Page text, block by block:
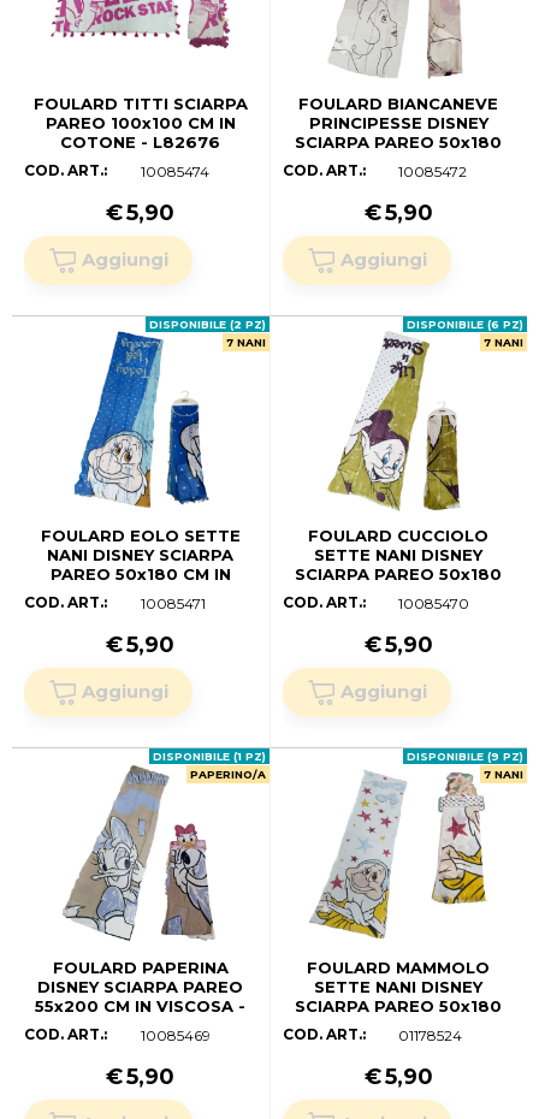
FOULARD TITTI SCIARPA
PAREO 100x100 CM IN
COTONE - L82676
COD. ART.: 10085474
€5,90
FOULARD BIANCANEVE
PRINCIPESSE DISNEY
SCIARPA PAREO 50x180
CM IN VISCOSA - D85396
COD. ART.: 10085472
€5,90
FOULARD EOLO SETTE
NANI DISNEY SCIARPA
PAREO 50x180 CM IN
VISCOSA - D85394
COD. ART.: 10085471
7 NANI
DISPONIBILE (2 PZ)
€5,90
FOULARD CUCCIOLO
SETTE NANI DISNEY
SCIARPA PAREO 50x180
CM IN VISCOSA - D85393
COD. ART.: 10085470
7 NANI
DISPONIBILE (6 PZ)
€5,90
FOULARD PAPERINA
DISNEY SCIARPA PAREO
55x200 CM IN VISCOSA -
COD. ART.: 10085469
PAPERINO/A
DISPONIBILE (1 PZ)
€5,90
FOULARD MAMMOLO
SETTE NANI DISNEY
SCIARPA PAREO 50x180
CM IN VISCOSA - D84902
COD. ART.: 01178524
7 NANI
DISPONIBILE (9 PZ)
€5,90